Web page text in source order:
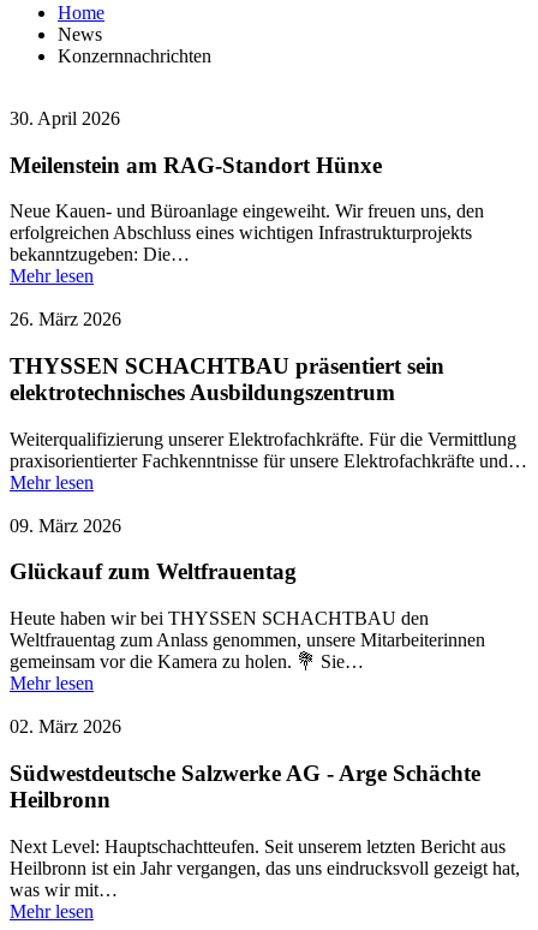
Home
News
Konzernnachrichten
30. April 2026
Meilenstein am RAG-Standort Hünxe
Neue Kauen- und Büroanlage eingeweiht. Wir freuen uns, den
erfolgreichen Abschluss eines wichtigen Infrastrukturprojekts
bekanntzugeben: Die…
Mehr lesen
26. März 2026
THYSSEN SCHACHTBAU präsentiert sein
elektrotechnisches Ausbildungszentrum
Weiterqualifizierung unserer Elektrofachkräfte. Für die Vermittlung
praxisorientierter Fachkenntnisse für unsere Elektrofachkräfte und…
Mehr lesen
09. März 2026
Glückauf zum Weltfrauentag
Heute haben wir bei THYSSEN SCHACHTBAU den
Weltfrauentag zum Anlass genommen, unsere Mitarbeiterinnen
gemeinsam vor die Kamera zu holen. 💐 Sie…
Mehr lesen
02. März 2026
Südwestdeutsche Salzwerke AG - Arge Schächte
Heilbronn
Next Level: Hauptschachtteufen. Seit unserem letzten Bericht aus
Heilbronn ist ein Jahr vergangen, das uns eindrucksvoll gezeigt hat,
was wir mit…
Mehr lesen